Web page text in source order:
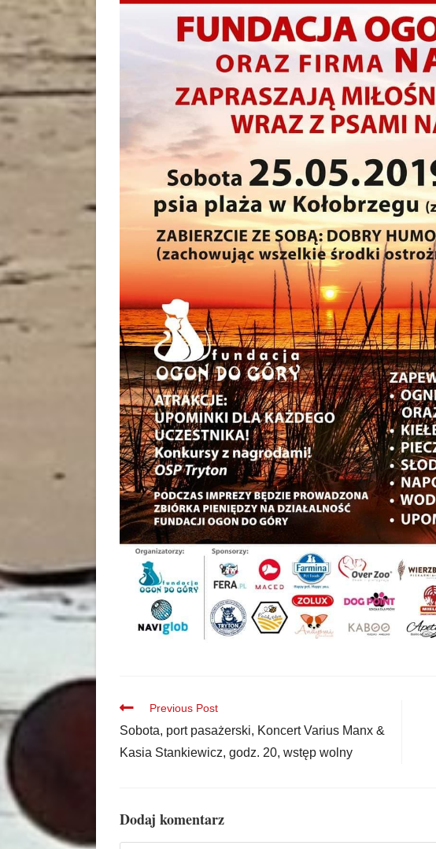
Previous Post
Sobota, port pasażerski, Koncert Varius Manx &
Kasia Stankiewicz, godz. 20, wstęp wolny
Dodaj komentarz